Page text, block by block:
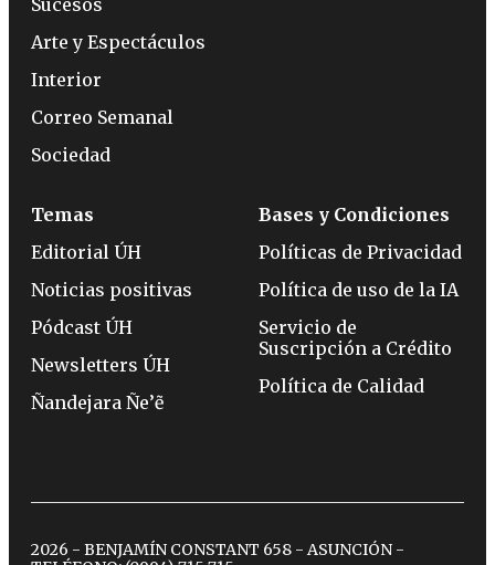
Arte y Espectáculos
Interior
Correo Semanal
Sociedad
Temas
Editorial ÚH
Noticias positivas
Pódcast ÚH
Newsletters ÚH
Ñandejara Ñe’ẽ
Bases y Condiciones
Políticas de Privacidad
Política de uso de la IA
Servicio de
Suscripción a Crédito
Política de Calidad
2026 - BENJAMÍN CONSTANT 658 - ASUNCIÓN -